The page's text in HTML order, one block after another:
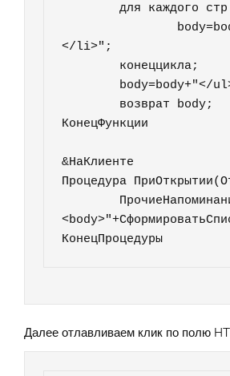
	для каждого стр из список_напоминаний цикл
</li>";
КонецФункции
&НаКлиенте
Процедура
Далее отлавливаем клик по полю